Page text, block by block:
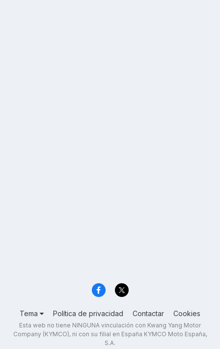
Tema Política de privacidad Contactar Cookies
Esta web no tiene NINGUNA vinculación con Kwang Yang Motor
Company (KYMCO), ni con su filial en España KYMCO Moto España,
S.A.